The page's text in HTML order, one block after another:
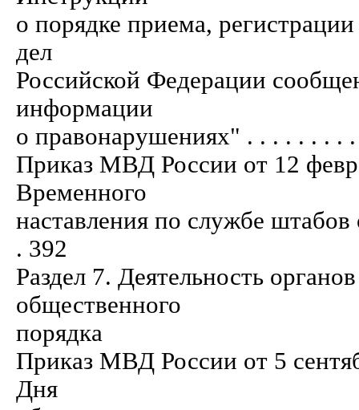
о порядке приема,
дел
Российской Федерации
информации
о правонарушениях" . . . . . . . .
Приказ МВД России от 12
Временного
наставления по службе
. 392
Раздел 7. Деятельность
общественного
порядка
Приказ МВД России от 5
Дня